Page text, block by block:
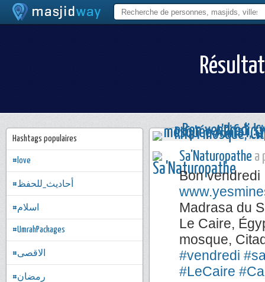
Sa'Naturopathe a
Bon vendredi
Madrasa du
Le Caire,
mosque,
#vendredi
#LeCaire
Hashtags populaires
#love
#أحاديث_للحفظ
#اسلام
#UmrahPackages
#الاقصى
#رمضان